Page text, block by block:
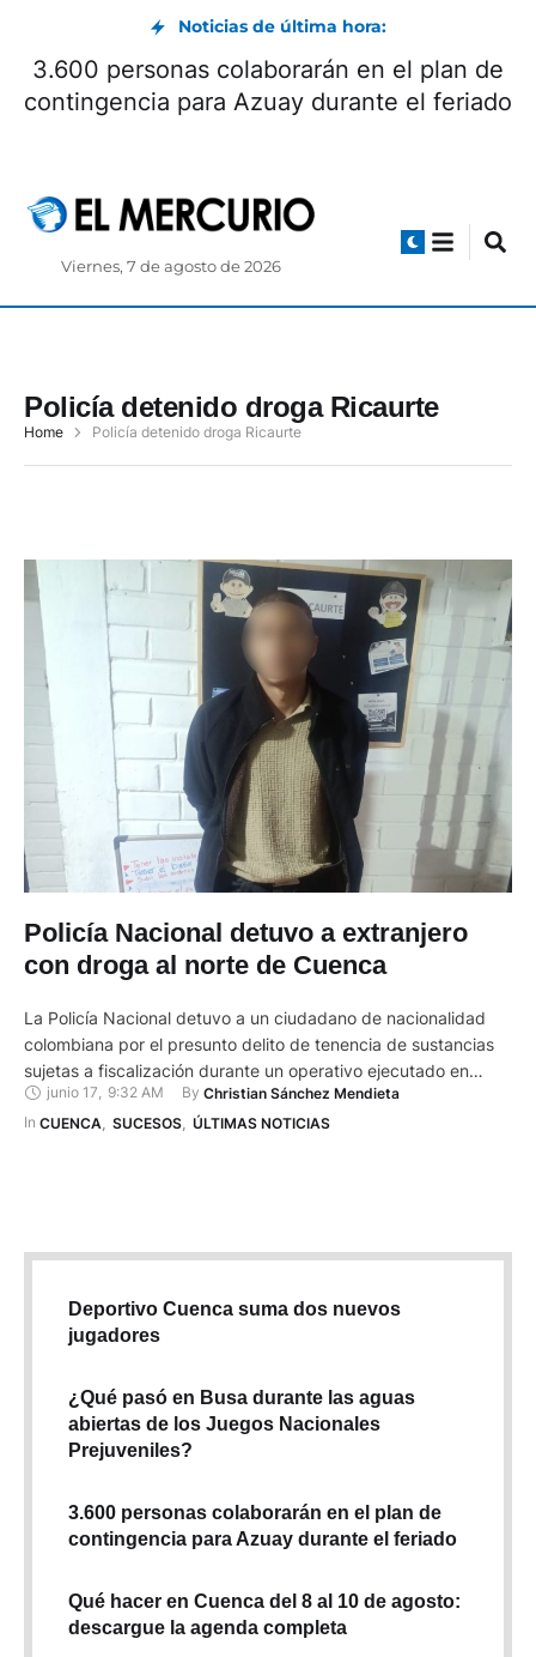
Noticias de última hora:
3.600 personas colaborarán en el plan de
contingencia para Azuay durante el feriado
Viernes, 7 de agosto de 2026
Policía detenido droga Ricaurte
Home Policía detenido droga Ricaurte
Policía Nacional detuvo a extranjero
con droga al norte de Cuenca
La Policía Nacional detuvo a un ciudadano de nacionalidad
colombiana por el presunto delito de tenencia de sustancias
sujetas a fiscalización durante un operativo ejecutado en
Ricaurte, al norte de Cuenca. La aprehensión se produjo la
tarde del 16 de junio, cuando agentes policiales que hacían
junio 17, 9:32 AM By Christian Sánchez Mendieta
In CUENCA SUCESOS, ÚLTIMAS NOTICIAS
Deportivo Cuenca suma dos nuevos
jugadores
¿Qué pasó en Busa durante las aguas
abiertas de los Juegos Nacionales
Prejuveniles?
3.600 personas colaborarán en el plan de
contingencia para Azuay durante el feriado
Qué hacer en Cuenca del 8 al 10 de agosto:
descargue la agenda completa